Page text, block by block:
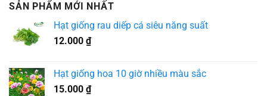
SẢN PHẨM MỚI NHẤT
Hạt giống rau diếp cá siêu năng suất
12.000 ₫
Hạt giống hoa 10 giờ nhiều màu sắc
15.000 ₫